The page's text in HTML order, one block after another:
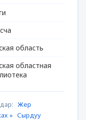
область
областная
Жер
» Сырдуу